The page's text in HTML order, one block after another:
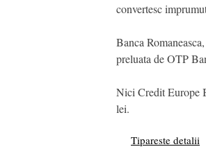
convertesc
Banca
preluata de OTP
Nici Credit Europe
lei.
Tipareste detalii